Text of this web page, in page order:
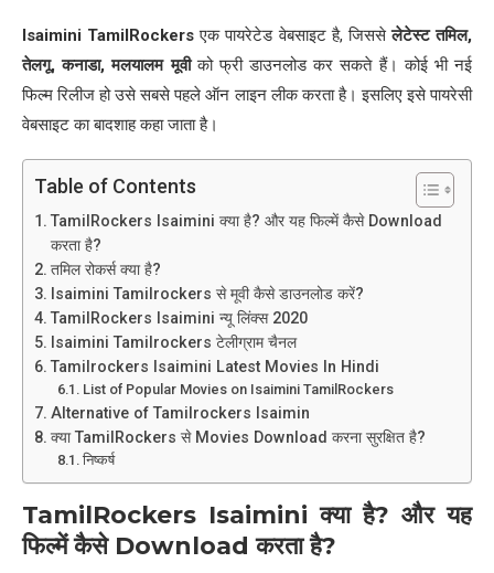
Isaimini TamilRockersएक पायरेटेड वेबसाइट है, जिससेलेटेस्ट तमिल,
तेलगू,कनाडा,मलयालम मूवी को फ्री डाउनलोड कर सकते हैं। कोई भी नई
फिल्म रिलीज हो उसे सबसे पहले ऑन लाइन लीक करता है। इसलिए इसे पायरेसी
वेबसाइट का बादशाह कहा जाता है।
Table of Contents
TamilRockers Isaimini क्या है? और यह फिल्में कैसे Download
करता है?
तमिल रोकर्स क्या है?
Isaimini Tamilrockers से मूवी कैसे डाउनलोड करें?
TamilRockers Isaimini न्यू लिंक्स 2020
Isaimini Tamilrockers टेलीग्राम चैनल
Tamilrockers Isaimini Latest Movies In Hindi
List of Popular Movies on Isaimini TamilRockers
Alternative of Tamilrockers Isaimin
क्या TamilRockers से Movies Download करना सुरक्षित है?
निष्कर्ष
TamilRockers Isaiminiक्या है? और यह
फिल्में कैसे Downloadकरता है?